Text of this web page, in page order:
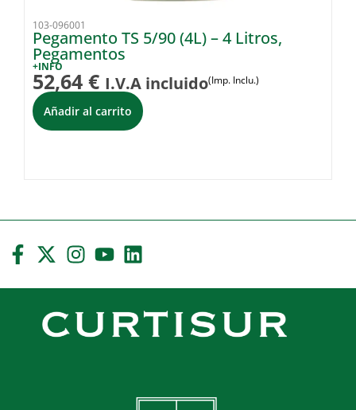
103-096001
Pegamento TS 5/90 (4L) – 4 Litros,
Pegamentos
+INFO
52,64 € I.V.A incluido(Imp. Inclu.)
Añadir al carrito